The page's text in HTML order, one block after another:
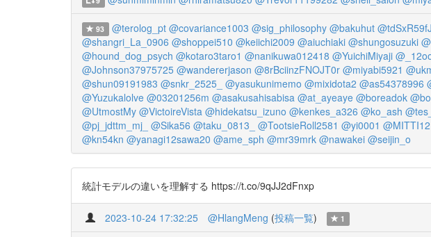
93 @terolog_pt @covariance1003 @sig_philosophy @bakuhut
@shangri_La_0906 @shoppei510 @keiichi2009 @aiuchiaki @shungosuzuki
@hound_dog_psych @kotaro3taro1 @nanikuwa012418 @YuichiMiyaji
@Johnson37975725 @wandererjason @8rBciinzFNOJT0r @miyabi5921
@shun09191983 @snkr_2525_ @yasukunimemo @mixidota2 @as54378996
@Yuzukalolve @03201256m @asakusahisabisa @at_ayeaye @boreadok
@UtmostMy @VictoireVista @hidekatsu_izuno @kenkes_a326 @ko_ash
@pj_jdttm_mj_ @Sika56 @taku_0813_ @TootsieRoll2581 @yi0001
@kn54kn @yanagi12sawa20 @ame_sph @mr39mrk @nawakei @seijin_o
統計モデルの違いを理解する https://t.co/9qJJ2dFnxp
2023-10-24 17:32:25 @HlangMeng (投稿一覧) 1